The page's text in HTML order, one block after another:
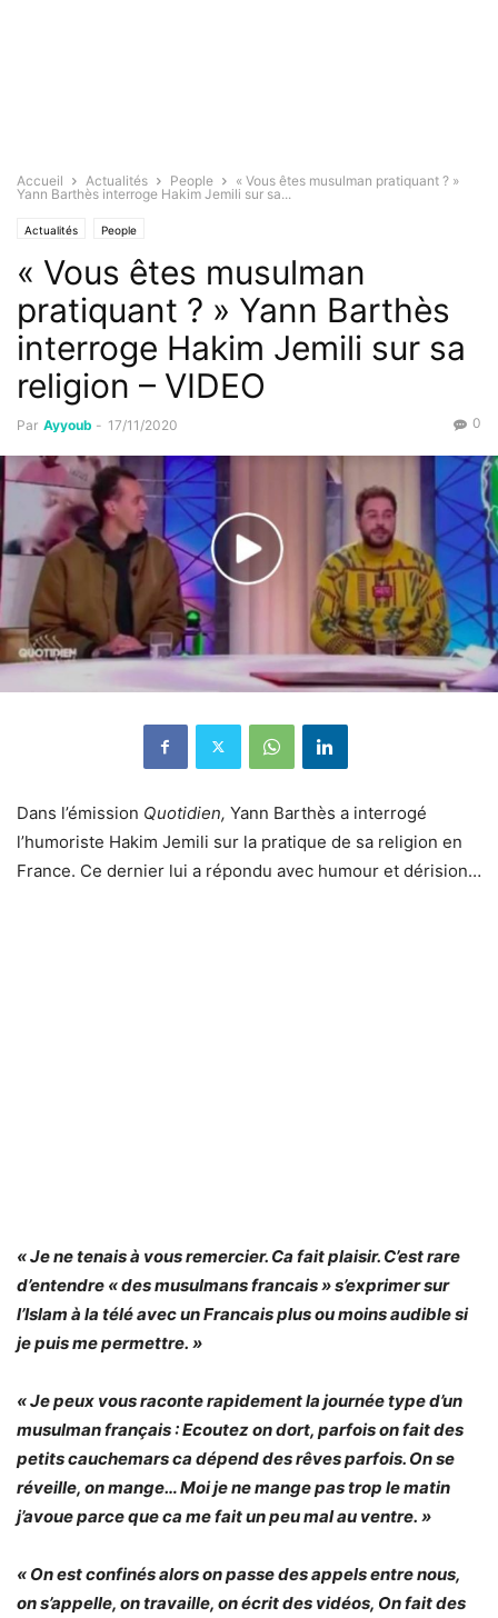
Accueil Actualités People
« Vous êtes musulman pratiquant ? »
Yann Barthès interroge Hakim Jemili sur sa...
Actualités People
« Vous êtes musulman
pratiquant ? » Yann Barthès
interroge Hakim Jemili sur sa
religion – VIDEO
Par Ayyoub - 17/11/2020 0
Dans l’émission Quotidien, Yann Barthès a interrogé
l’humoriste Hakim Jemili sur la pratique de sa religion en
France. Ce dernier lui a répondu avec humour et dérision…
« Je ne tenais à vous remercier. Ca fait plaisir. C’est rare
d’entendre « des musulmans francais » s’exprimer sur
l’Islam à la télé avec un Francais plus ou moins audible si
je puis me permettre. »
« Je peux vous raconte rapidement la journée type d’un
musulman français : Ecoutez on dort, parfois on fait des
petits cauchemars ca dépend des rêves parfois. On se
réveille, on mange… Moi je ne mange pas trop le matin
j’avoue parce que ca me fait un peu mal au ventre. »
« On est confinés alors on passe des appels entre nous,
on s’appelle, on travaille, on écrit des vidéos, On fait des